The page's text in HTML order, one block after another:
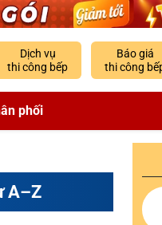
Dịch vụ
thi công bếp
Báo giá
thi công
phối
A–Z